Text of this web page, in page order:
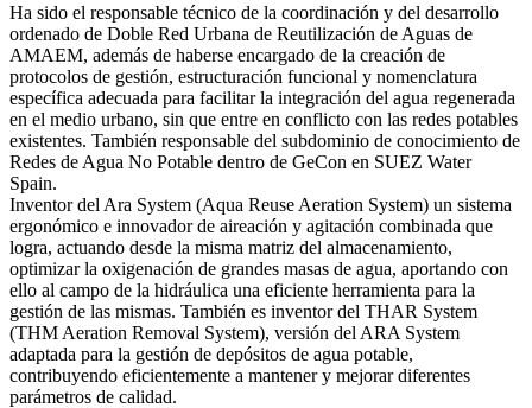
Ha sido el responsable técnico de la coordinación y del desarrollo
ordenado de Doble Red Urbana de Reutilización de Aguas de
AMAEM, además de haberse encargado de la creación de
protocolos de gestión, estructuración funcional y nomenclatura
específica adecuada para facilitar la integración del agua regenerada
en el medio urbano, sin que entre en conflicto con las redes potables
existentes. También responsable del subdominio de conocimiento de
Redes de Agua No Potable dentro de GeCon en SUEZ Water
Spain.
Inventor del Ara System (Aqua Reuse Aeration System) un sistema
ergonómico e innovador de aireación y agitación combinada que
logra, actuando desde la misma matriz del almacenamiento,
optimizar la oxigenación de grandes masas de agua, aportando con
ello al campo de la hidráulica una eficiente herramienta para la
gestión de las mismas. También es inventor del THAR System
(THM Aeration Removal System), versión del ARA System
adaptada para la gestión de depósitos de agua potable,
contribuyendo eficientemente a mantener y mejorar diferentes
parámetros de calidad.